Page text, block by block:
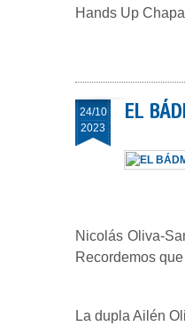
Hands Up
24/10
2023
EL
Nicolás Oliva-
Recordemos
La dupla Ailén